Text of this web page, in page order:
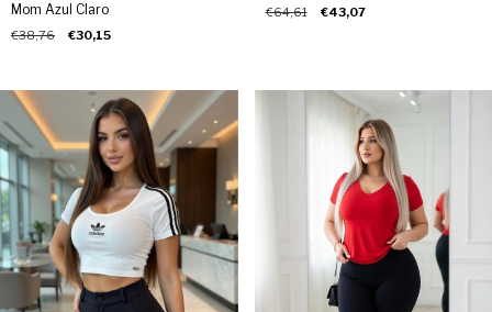
Mom Azul Claro
€38,76 €30,15
Detalhe na Frente
€64,61 €43,07